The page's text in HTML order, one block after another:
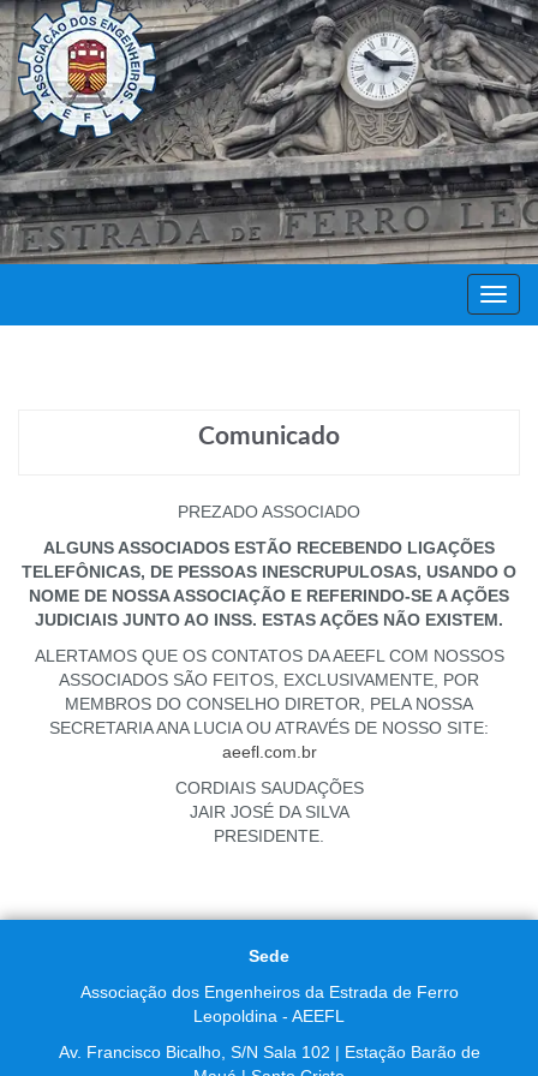
Comunicado
PREZADO ASSOCIADO
ALGUNS ASSOCIADOS ESTÃO RECEBENDO LIGAÇÕES
TELEFÔNICAS, DE PESSOAS INESCRUPULOSAS, USANDO O
NOME DE NOSSA ASSOCIAÇÃO E REFERINDO-SE A AÇÕES
JUDICIAIS JUNTO AO INSS. ESTAS AÇÕES NÃO EXISTEM.
ALERTAMOS QUE OS CONTATOS DA AEEFL COM NOSSOS
ASSOCIADOS SÃO FEITOS, EXCLUSIVAMENTE, POR
MEMBROS DO CONSELHO DIRETOR, PELA NOSSA
SECRETARIA ANA LUCIA OU ATRAVÉS DE NOSSO SITE:
aeefl.com.br
CORDIAIS SAUDAÇÕES
JAIR JOSÉ DA SILVA
PRESIDENTE.
Sede
Associação dos Engenheiros da Estrada de Ferro
Leopoldina - AEEFL
Av. Francisco Bicalho, S/N Sala 102 | Estação Barão de